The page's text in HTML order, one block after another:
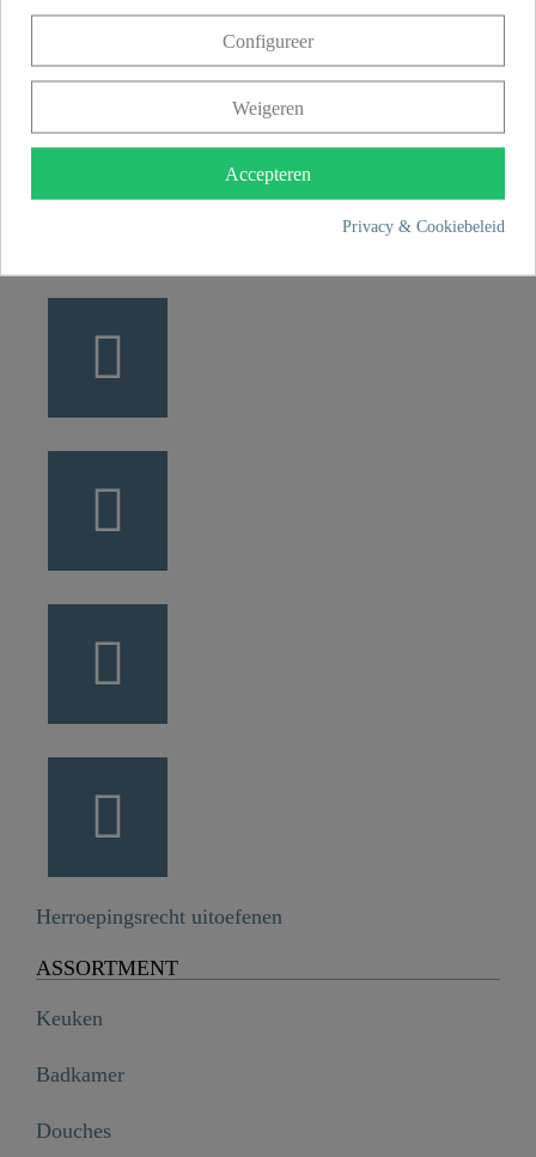
Franz Joseph Schütte GmbH
49134 Wallenhorst
Herroepingsrecht uitoefenen
ASSORTMENT
Keuken
Badkamer
Douches
Configureer
Weigeren
Accepteren
Privacy & Cookiebeleid